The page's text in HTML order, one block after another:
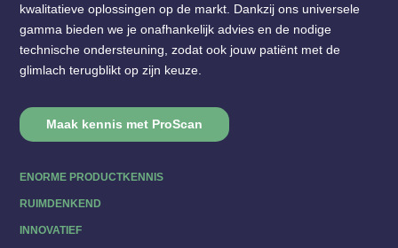
kwalitatieve oplossingen op de markt. Dankzij ons universele
gamma bieden we je onafhankelijk advies en de nodige
technische ondersteuning, zodat ook jouw patiënt met de
glimlach terugblikt op zijn keuze.
Maak kennis met ProScan
ENORME PRODUCTKENNIS
RUIMDENKEND
INNOVATIEF